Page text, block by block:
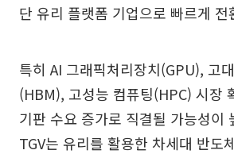
단 유리 플랫폼 기업으로 빠르게 전
특히 AI 그래픽처리장치(GPU), 고
(HBM), 고성능 컴퓨팅(HPC) 시장
기판 수요 증가로 직결될 가능성이
TGV는 유리를 활용한 차세대 반도